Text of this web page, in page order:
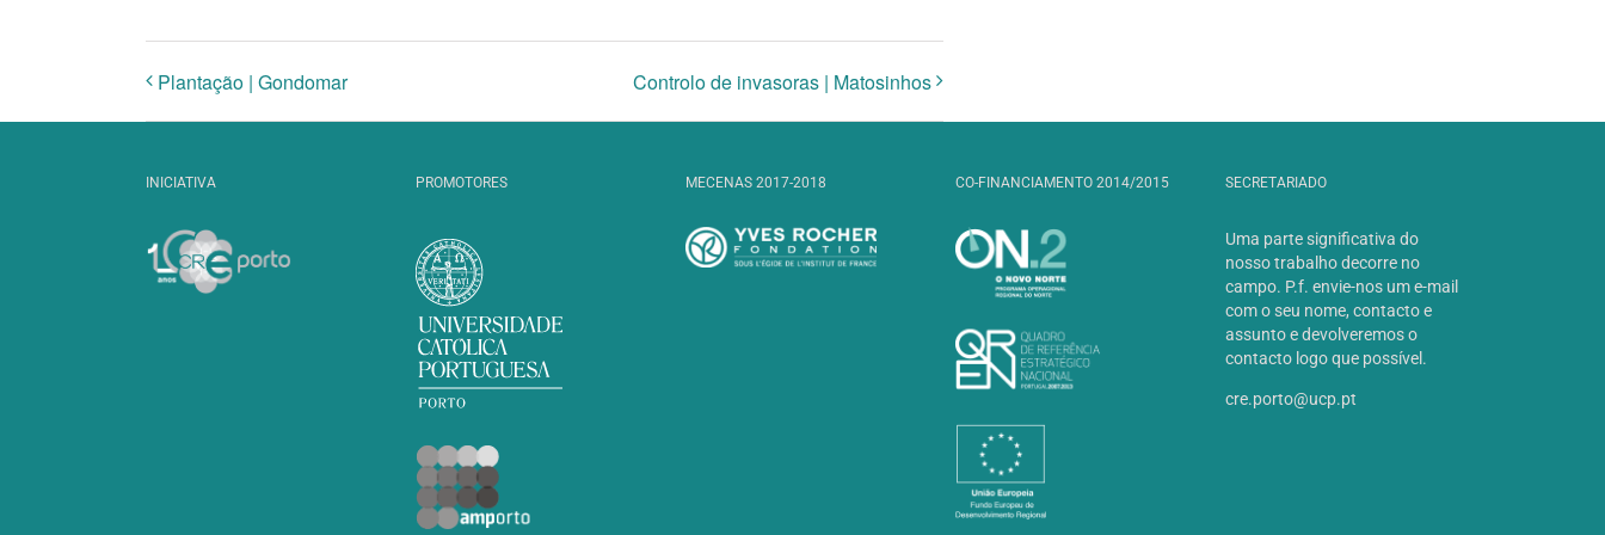
Plantação | Gondomar Controlo de invasoras | Matosinhos
INICIATIVA PROMOTORES MECENAS 2017-2018 CO-FINANCIAMENTO 2014/2015 SECRETARIADO
Uma parte significativa do
nosso trabalho decorre no
campo. P.f. envie-nos um e-mail
com o seu nome, contacto e
assunto e devolveremos o
contacto logo que possível.
cre.porto@ucp.pt